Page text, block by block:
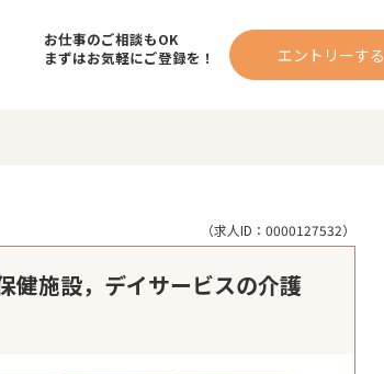
お仕事のご相談もOK
まずはお気軽にご登録を！
エントリーする
（求人ID：0000127532）
健施設，デイサービスの介護